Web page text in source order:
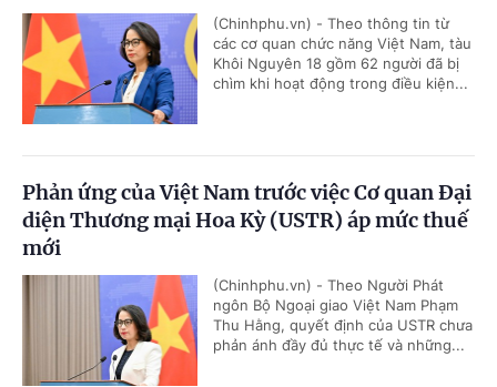
(Chinhphu.vn) - Theo thông tin từ
các cơ quan chức năng Việt Nam, tàu
Khôi Nguyên 18 gồm 62 người đã bị
chìm khi hoạt động trong điều kiện...
Phản ứng của Việt Nam trước việc Cơ quan Đại
diện Thương mại Hoa Kỳ (USTR) áp mức thuế
mới
(Chinhphu.vn) - Theo Người Phát
ngôn Bộ Ngoại giao Việt Nam Phạm
Thu Hằng, quyết định của USTR chưa
phản ánh đầy đủ thực tế và những...